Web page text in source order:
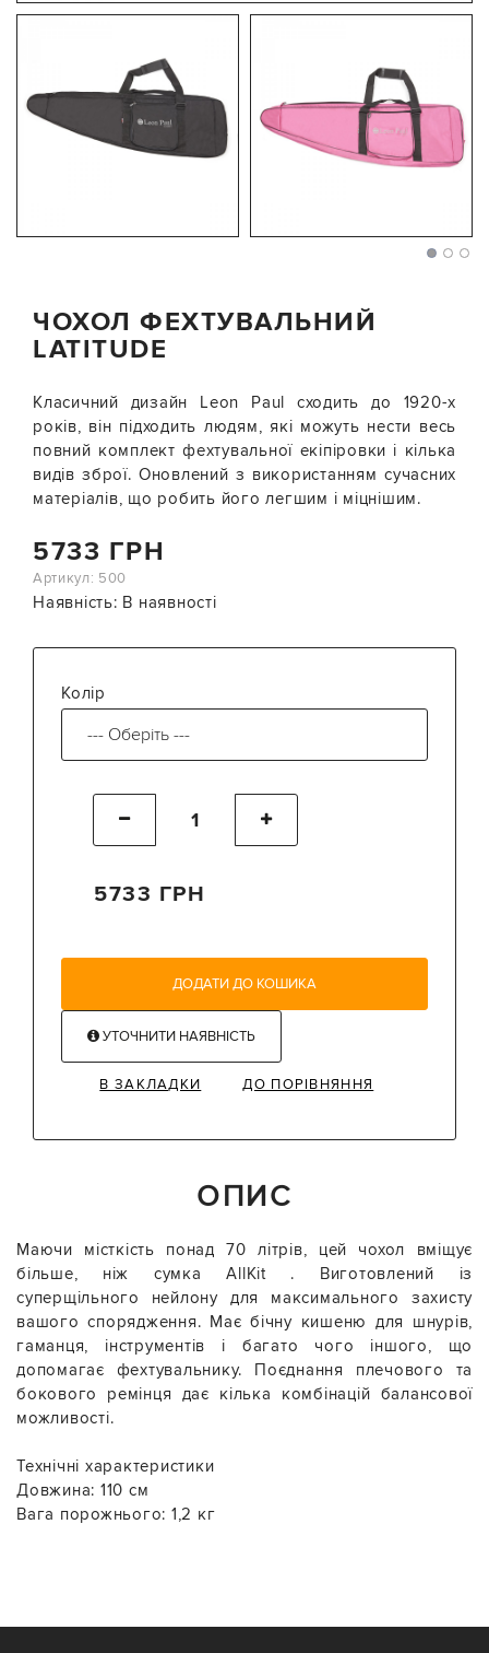
ЧОХОЛ ФЕХТУВАЛЬНИЙ
LATITUDE
Класичний дизайн Leon Paul сходить до 1920-х
років, він підходить людям, які можуть нести весь
повний комплект фехтувальної екіпіровки і кілька
видів зброї. Оновлений з використанням сучасних
матеріалів, що робить його легшим і міцнішим.
5733 ГРН
Артикул: 500
Наявність: В наявності
Колір
5733 ГРН
ДОДАТИ ДО КОШИКА
УТОЧНИТИ НАЯВНІСТЬ
В ЗАКЛАДКИ ДО ПОРІВНЯННЯ
ОПИС
Маючи місткість понад 70 літрів, цей чохол вміщує
більше, ніж сумка AllKit . Виготовлений із
суперщільного нейлону для максимального захисту
вашого спорядження. Має бічну кишеню для шнурів,
гаманця, інструментів і багато чого іншого, що
допомагає фехтувальнику. Поєднання плечового та
бокового ремінця дає кілька комбінацій балансової
можливості.
Технічні характеристики
Довжина: 110 см
Вага порожнього: 1,2 кг